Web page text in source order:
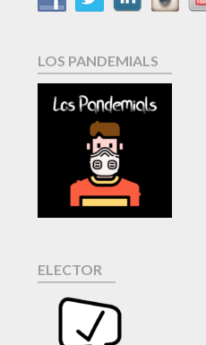
LOS PANDEMIALS
ELECTOR